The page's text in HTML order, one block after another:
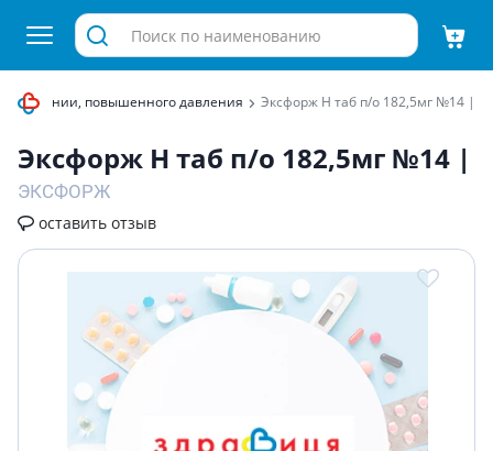
гипертонии, повышенного давления Эксфорж Н таб п/о 182,5мг №14 |
Эксфорж Н таб п/о 182,5мг №14 |
ЭКСФОРЖ
оставить отзыв